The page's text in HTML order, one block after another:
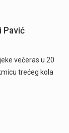
Pavić
večeras u 20
trećeg kola